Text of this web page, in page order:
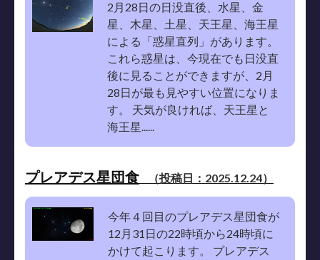
2月28日の日没直後、水星、金
星、木星、土星、天王星、海王星
による「惑星直列」があります。
これら惑星は、今現在でも日没直
後に見ることができますが、2月
28日が最も見やすい位置になりま
す。 天気が良ければ、天王星と
海王星......
プレアデス星団食 （投稿日：2025.12.24）
今年４回目のプレアデス星団食が
12月31日の22時頃から24時頃に
かけて起こります。 プレアデス